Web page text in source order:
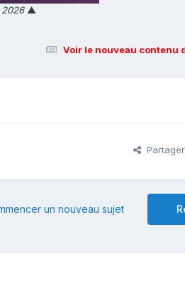
▲
Voir le nouveau contenu
Partager
un nouveau sujet